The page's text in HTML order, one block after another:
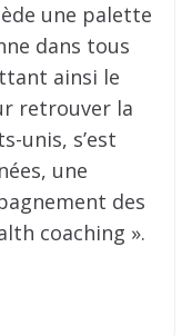
une palette
dans tous
ainsi le
retrouver la
unis, s’est
une
des
coaching ».